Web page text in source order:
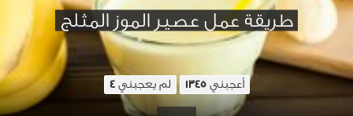
طريقة عمل عصير الموز المثلج
أعجبني1345 لم يعجبني4